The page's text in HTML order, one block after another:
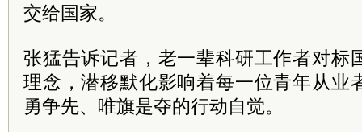
交给国家。
张猛告诉记者，老一辈科研工作者对标
理念，潜移默化影响着每一位青年从业
勇争先、唯旗是夺的行动自觉。